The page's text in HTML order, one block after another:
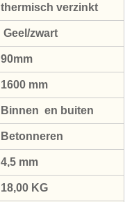
thermisch verzinkt
Geel/zwart
90mm
1600 mm
Binnen en buiten
Betonneren
4,5 mm
18,00 KG